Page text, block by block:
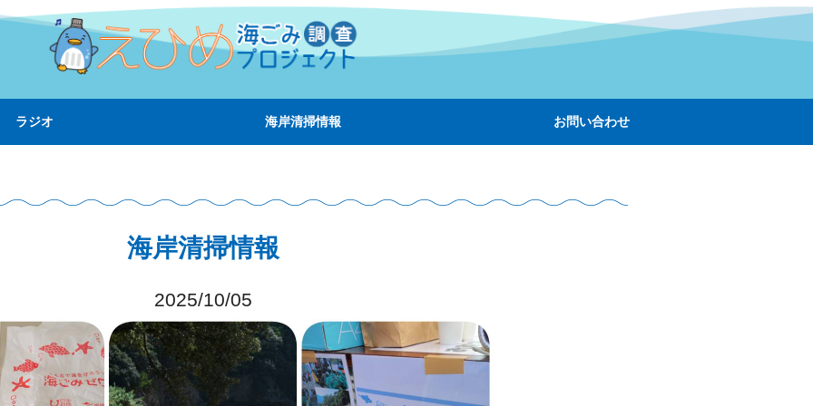
ラジオ 海岸清掃情報 お問い合わせ
海岸清掃情報
2025/10/05